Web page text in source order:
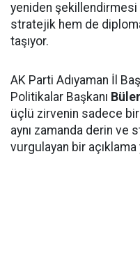
yeniden şekillendirmesi
stratejik hem de
taşıyor.
AK Parti Adıyaman İl
Politikalar Başkanı
üçlü zirvenin sadece bir
aynı zamanda derin
vurgulayan bir açıklama